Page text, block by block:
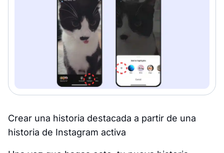
Crear una historia destacada a partir de una
historia de Instagram activa